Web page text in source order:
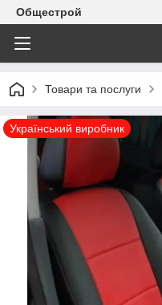
Общестрой
Товари та послуги
Український виробник